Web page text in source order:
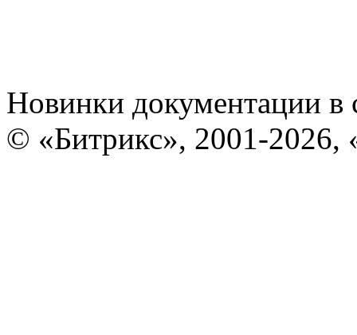
Новинки документации в
© «Битрикс», 2001-2026,